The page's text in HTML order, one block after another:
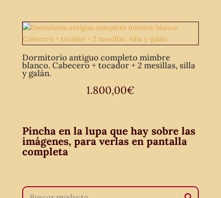
Dormitorio antiguo completo mimbre
blanco. Cabecero + tocador + 2 mesillas, silla
y galán.
1.800,00€
Pincha en la lupa que hay sobre las
imágenes, para verlas en pantalla
completa